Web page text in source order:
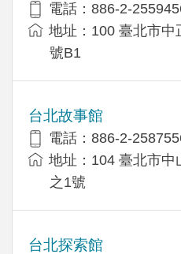
電話：886-2-
地址：100 臺北市
號B1
台北故事館
電話：886-2-
地址：104 臺北市中
之1號
台北探索館